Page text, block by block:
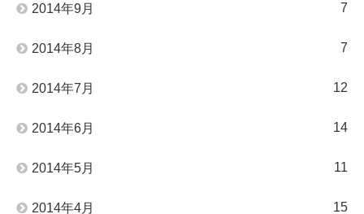
2014年9月 7
2014年8月 7
2014年7月 12
2014年6月 14
2014年5月 11
2014年4月 15